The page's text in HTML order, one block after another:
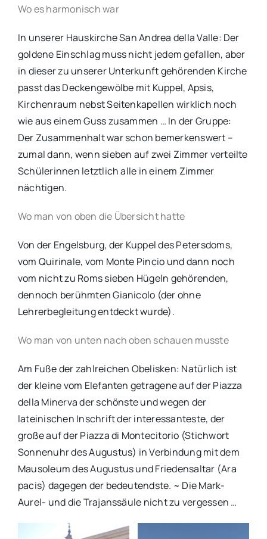
Wo es harmonisch war
In unserer Hauskirche San Andrea della Valle: Der
goldene Einschlag muss nicht jedem gefallen, aber
in dieser zu unserer Unterkunft gehörenden Kirche
passt das Deckengewölbe mit Kuppel, Apsis,
Kirchenraum nebst Seitenkapellen wirklich noch
wie aus einem Guss zusammen … In der Gruppe:
Der Zusammenhalt war schon bemerkenswert –
zumal dann, wenn sieben auf zwei Zimmer verteilte
Schülerinnen letztlich alle in einem Zimmer
nächtigen.
Wo man von oben die Übersicht hatte
Von der Engelsburg, der Kuppel des Petersdoms,
vom Quirinale, vom Monte Pincio und dann noch
vom nicht zu Roms sieben Hügeln gehörenden,
dennoch berühmten Gianicolo (der ohne
Lehrerbegleitung entdeckt wurde).
Wo man von unten nach oben schauen musste
Am Fuße der zahlreichen Obelisken: Natürlich ist
der kleine vom Elefanten getragene auf der Piazza
della Minerva der schönste und wegen der
lateinischen Inschrift der interessanteste, der
große auf der Piazza di Montecitorio (Stichwort
Sonnenuhr des Augustus) in Verbindung mit dem
Mausoleum des Augustus und Friedensaltar (Ara
pacis) dagegen der bedeutendste. ~ Die Mark-
Aurel- und die Trajanssäule nicht zu vergessen …